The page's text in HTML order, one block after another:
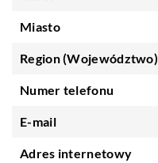
Miasto
Region (Województwo)
Numer telefonu
E-mail
Adres internetowy